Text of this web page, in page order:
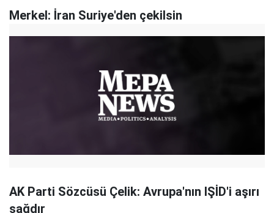
Merkel: İran Suriye'den çekilsin
AK Parti Sözcüsü Çelik: Avrupa'nın IŞİD'i aşırı
sağdır